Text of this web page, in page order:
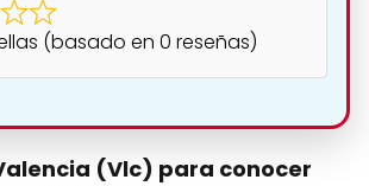
(basado en 0 reseñas)
(Vlc) para conocer